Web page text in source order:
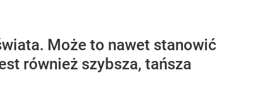
Może to nawet stanowić
również szybsza, tańsza